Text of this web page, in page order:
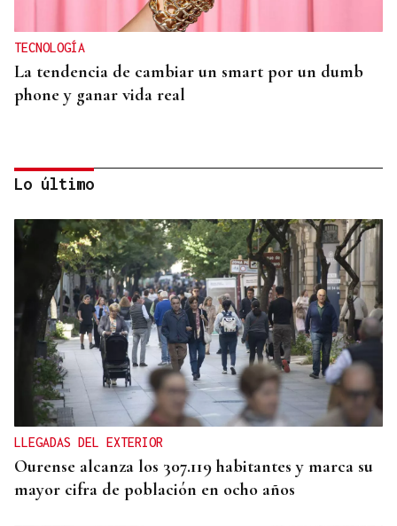
TECNOLOGÍA
La tendencia de cambiar un smart por un dumb
phone y ganar vida real
MODA
Black Friday 2025: el (ya no tan) secreto mejor
guardado del armario de las que más saben
Lo último
LLEGADAS DEL EXTERIOR
Ourense alcanza los 307.119 habitantes y marca su
mayor cifra de población en ocho años